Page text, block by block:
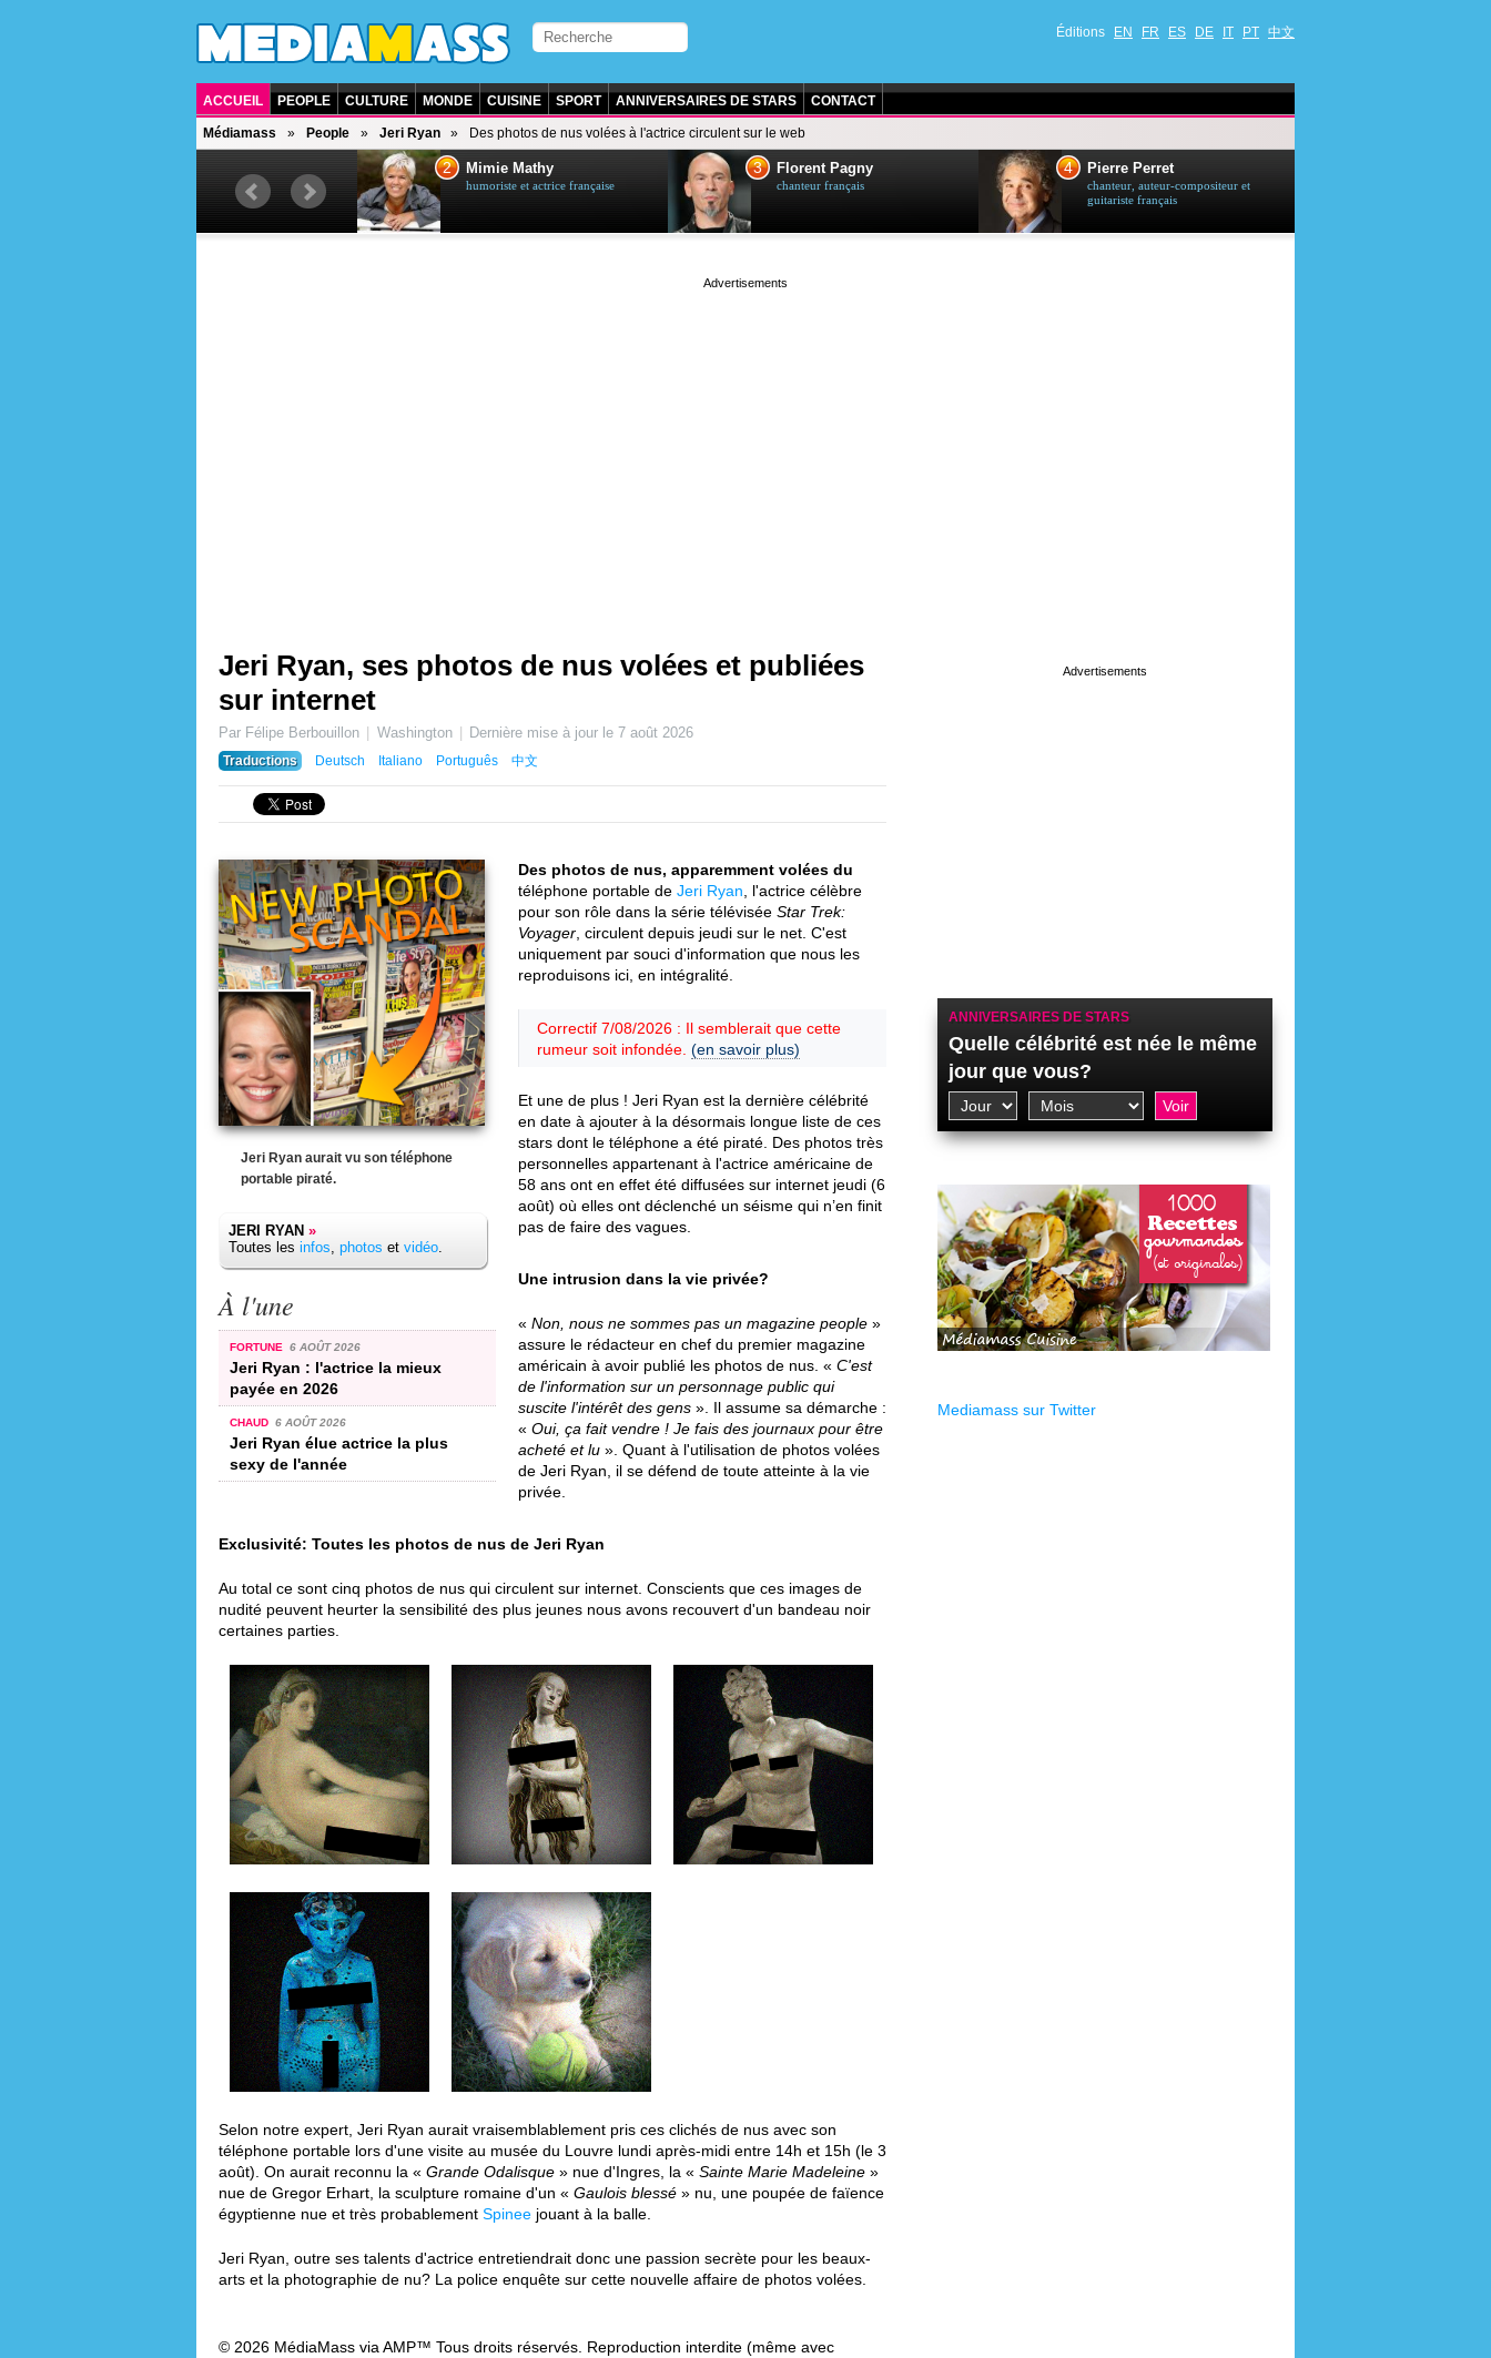
Éditions EN FR ES DE IT PT 中文
ACCUEIL PEOPLE CULTURE MONDE CUISINE SPORT ANNIVERSAIRES DE STARS CONTACT
Médiamass People Jeri Ryan Des photos de nus volées à l'actrice circulent sur le web
chanteuse québécoise
2 Mimie Mathy
humoriste et actrice française
3 Florent Pagny
chanteur français
4 Pierre Perret
chanteur, auteur-compositeur et
guitariste français
Jeri Ryan, ses photos de nus volées et publiées
sur internet
Par Félipe Berbouillon Washington Dernière mise à jour le 7 août 2026
Traductions
Deutsch Italiano Português 中文
Jeri Ryan aurait vu son téléphone
portable piraté.
JERI RYAN »
Toutes les infos, photos et vidéo.
À l'une
FORTUNE 6 AOÛT 2026
Jeri Ryan : l'actrice la mieux
payée en 2026
CHAUD 6 AOÛT 2026
Jeri Ryan élue actrice la plus
sexy de l'année
Des photos de nus, apparemment volées du
téléphone portable de Jeri Ryan , l'actrice célèbre
pour son rôle dans la série télévisée Star Trek:
Voyager , circulent depuis jeudi sur le net. C'est
uniquement par souci d'information que nous les
reproduisons ici, en intégralité.
Correctif 7/08/2026 : Il semblerait que cette
rumeur soit infondée. (en savoir plus)
Et une de plus ! Jeri Ryan est la dernière célébrité
en date à ajouter à la désormais longue liste de ces
stars dont le téléphone a été piraté. Des photos très
personnelles appartenant à l'actrice américaine de
58 ans ont en effet été diffusées sur internet jeudi (6
août) où elles ont déclenché un séisme qui n’en finit
pas de faire des vagues.
Une intrusion dans la vie privée?
« Non, nous ne sommes pas un magazine people »
assure le rédacteur en chef du premier magazine
américain à avoir publié les photos de nus. « C'est
de l'information sur un personnage public qui
suscite l'intérêt des gens ». Il assume sa démarche :
« Oui, ça fait vendre ! Je fais des journaux pour être
acheté et lu ». Quant à l'utilisation de photos volées
de Jeri Ryan, il se défend de toute atteinte à la vie
privée.
Exclusivité: Toutes les photos de nus de Jeri Ryan
Au total ce sont cinq photos de nus qui circulent sur internet. Conscients que ces images de
nudité peuvent heurter la sensibilité des plus jeunes nous avons recouvert d'un bandeau noir
certaines parties.
Selon notre expert, Jeri Ryan aurait vraisemblablement pris ces clichés de nus avec son
téléphone portable lors d'une visite au musée du Louvre lundi après-midi entre 14h et 15h (le 3
août). On aurait reconnu la « Grande Odalisque » nue d'Ingres, la « Sainte Marie Madeleine »
nue de Gregor Erhart, la sculpture romaine d'un « Gaulois blessé » nu, une poupée de faïence
égyptienne nue et très probablement Spinee jouant à la balle.
Jeri Ryan, outre ses talents d'actrice entretiendrait donc une passion secrète pour les beaux-
arts et la photographie de nu? La police enquête sur cette nouvelle affaire de photos volées.
© 2026 MédiaMass via AMP™ Tous droits réservés. Reproduction interdite (même avec
ANNIVERSAIRES DE STARS
Quelle célébrité est née le même
jour que vous?
Mediamass sur Twitter